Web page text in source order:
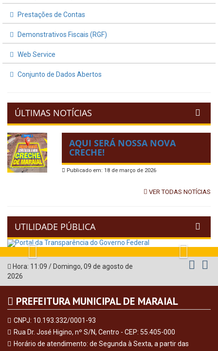
Prestações de Contas
Demonstrativos Fiscais (RGF)
Web Service
Conjunto de Dados Abertos
ÚLTIMAS NOTÍCIAS
AQUI SERÁ NOSSA NOVA
CRECHE!
Publicado em: 18 de março de 2026
VER TODAS NOTÍCIAS
UTILIDADE PÚBLICA
Previous
Next
Hora: 11:09 / Domingo, 09 de agosto de
2026
PREFEITURA MUNICIPAL DE MARAIAL
CNPJ: 10.193.332/0001-93
Rua Dr. José Higino, nº S/N, Centro - CEP: 55.405-000
Horário de atendimento: de Segunda à Sexta, a partir das